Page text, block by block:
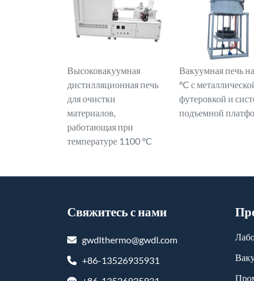
Высоковакуумная
дистилляционная печь
для очистки
материалов,
работающая при
температуре 1100 °C
Вакуумная печь
°C с
футеровкой и
подъемной
Свяжитесь с нами
gwdlthermo@gwdl.com
+86-13526935931